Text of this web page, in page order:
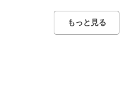
もっと見る